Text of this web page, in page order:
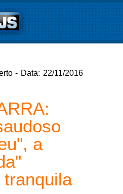
- Data: 22/11/2016
a